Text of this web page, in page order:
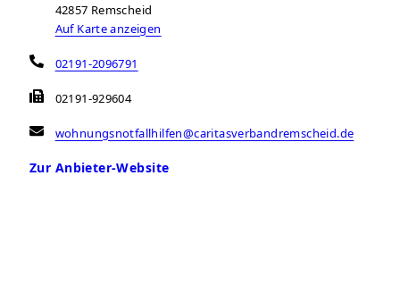
42857 Remscheid
Auf Karte anzeigen
02191-2096791
02191-929604
wohnungsnotfallhilfen@caritasverbandremscheid.de
Zur Anbieter-Website